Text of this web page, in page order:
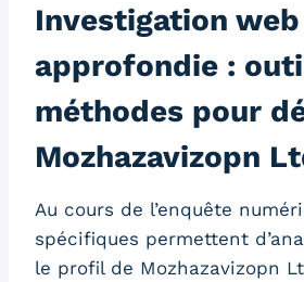
Investigation web
approfondie :
méthodes pour
Mozhazavizopn
Au cours de l’enquête
spécifiques permettent
le profil de Mozhazavizopn